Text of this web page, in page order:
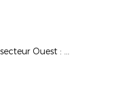
Finales Futsal secteur Ouest : U15F et seniors F